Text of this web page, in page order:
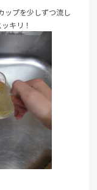
ップを少しずつ流し
キリ！